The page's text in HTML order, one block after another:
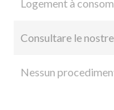
Logement à
Consultare le
Nessun